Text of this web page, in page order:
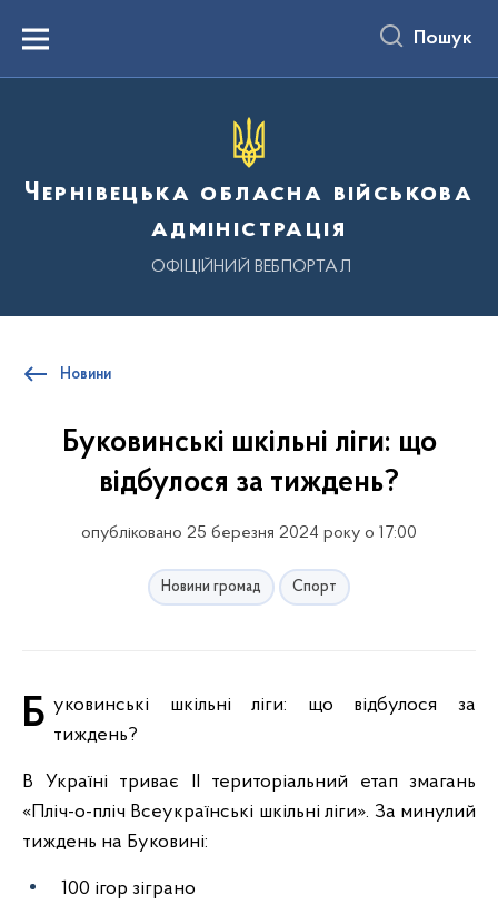
вмістуMenu Пошук
Чернівецька обласна військова
адміністрація
ОФІЦІЙНИЙ ВЕБПОРТАЛ
Новини
Буковинські шкільні ліги: що
відбулося за тиждень?
опубліковано 25 березня 2024 року о 17:00
Новини громад Спорт
Буковинські шкільні ліги: що відбулося за тиждень?
В Україні триває ІІ територіальний етап змагань
«Пліч-о-пліч Всеукраїнські шкільні ліги». За минулий
тиждень на Буковині:
100 ігор зіграно